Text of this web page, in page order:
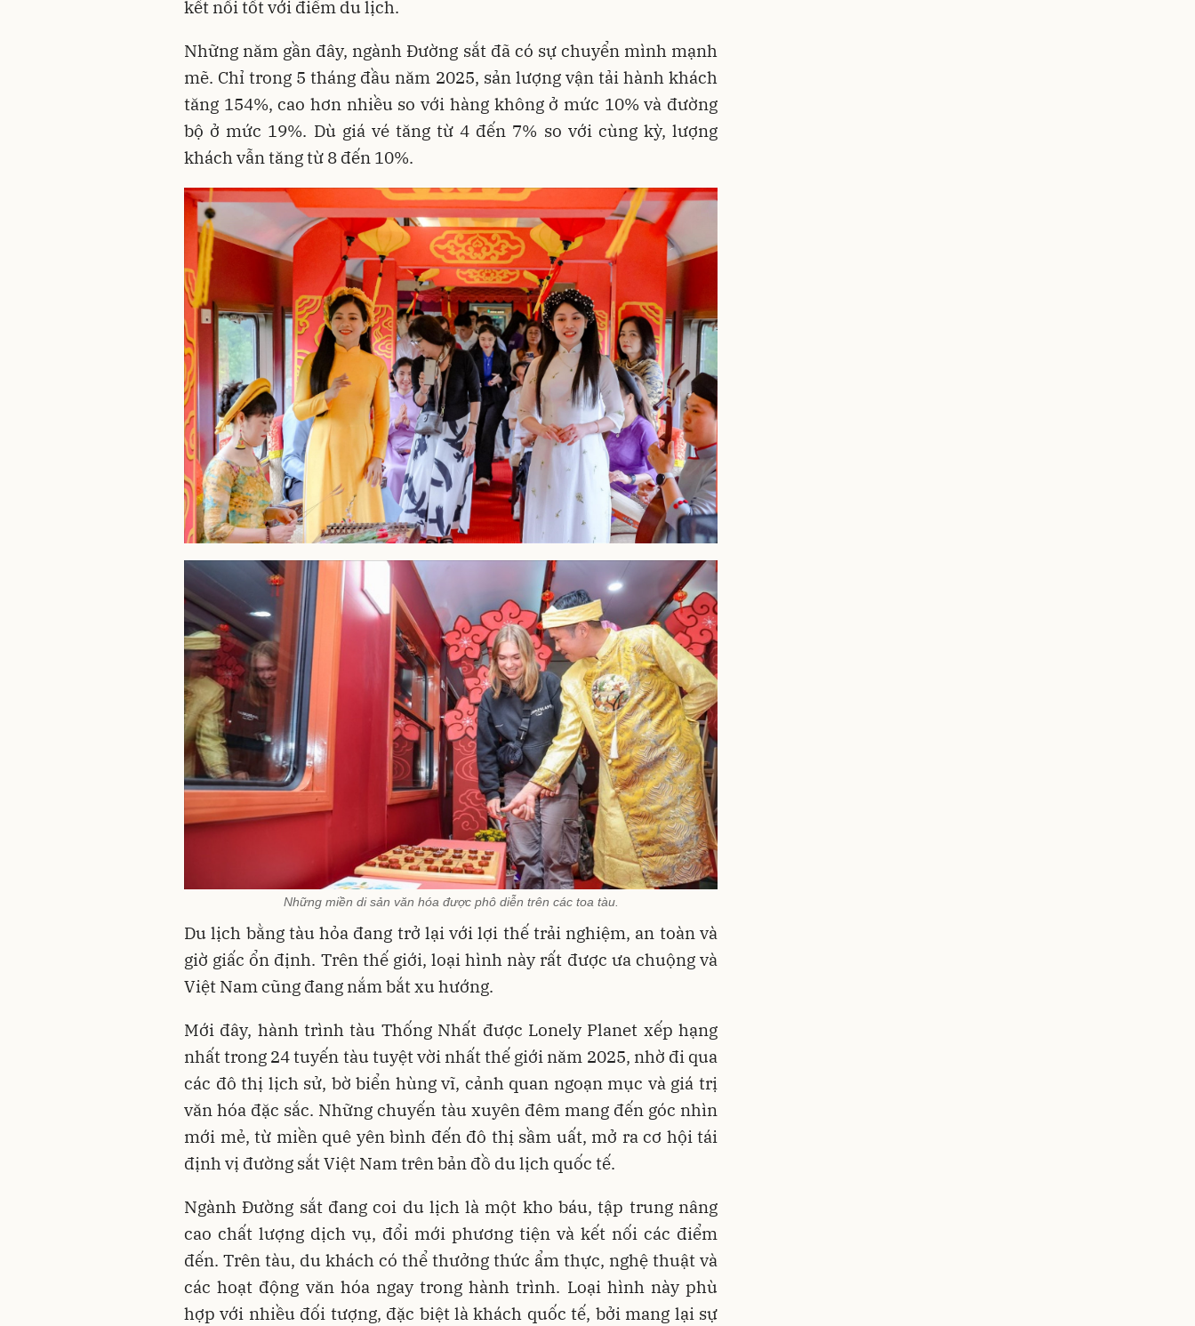
kết nối tốt với điểm du lịch.
Những năm gần đây, ngành Đường sắt đã có sự chuyển mình mạnh
mẽ. Chỉ trong 5 tháng đầu năm 2025, sản lượng vận tải hành khách
tăng 154%, cao hơn nhiều so với hàng không ở mức 10% và đường
bộ ở mức 19%. Dù giá vé tăng từ 4 đến 7% so với cùng kỳ, lượng
khách vẫn tăng từ 8 đến 10%.
Những miền di sản văn hóa được phô diễn trên các toa tàu.
Du lịch bằng tàu hỏa đang trở lại với lợi thế trải nghiệm, an toàn và
giờ giấc ổn định. Trên thế giới, loại hình này rất được ưa chuộng và
Việt Namcũng đang nắm bắt xu hướng.
Mới đây, hành trình tàu Thống Nhất được Lonely Planet xếp hạng
nhất trong 24 tuyến tàu tuyệt vời nhất thế giới năm 2025, nhờ đi qua
các đô thị lịch sử, bờ biển hùng vĩ, cảnh quan ngoạn mục và giá trị
văn hóa đặc sắc. Những chuyến tàu xuyên đêm mang đến góc nhìn
mới mẻ, từ miền quê yên bình đến đô thị sầm uất, mở ra cơ hội tái
định vị đường sắt Việt Namtrên bản đồ du lịch quốc tế.
Ngành Đường sắt đang coi du lịch là một kho báu, tập trung nâng
cao chất lượng dịch vụ, đổi mới phương tiện và kết nối các điểm
đến. Trên tàu, du khách có thể thưởng thức ẩm thực, nghệ thuật và
các hoạt động văn hóa ngay trong hành trình. Loại hình này phù
hợp với nhiều đối tượng, đặc biệt là khách quốc tế, bởi mang lại sự